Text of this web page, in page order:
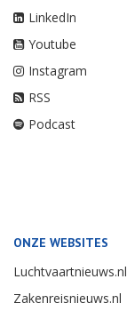
LinkedIn
Youtube
Instagram
RSS
Podcast
ONZE WEBSITES
Luchtvaartnieuws.nl
Zakenreisnieuws.nl